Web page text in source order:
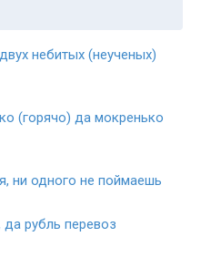
небитых (неученых)
(горячо) да мокренько
ни одного не поймаешь
рубль перевоз